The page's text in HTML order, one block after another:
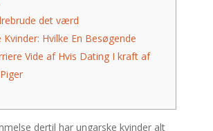
det værd
Hvilke En Besøgende
Vide af Hvis Dating I kraft af
dertil har ungarske kvinder alt